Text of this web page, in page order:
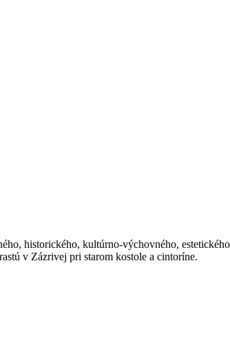
historického, kultúrno-výchovného,
v Zázrivej pri starom kostole a cintoríne.